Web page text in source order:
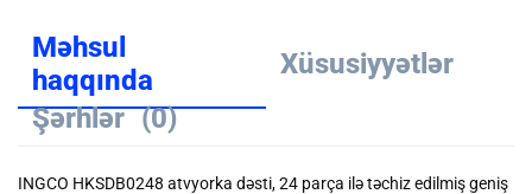
Məhsul
haqqında
Xüsusiyyətlər
Şərhlər (0)
INGCO HKSDB0248 atvyorka dəsti, 24 parça ilə təchiz edilmiş geniş